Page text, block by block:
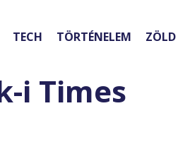
TECH TÖRTÉNELEM ZÖLD
i Times